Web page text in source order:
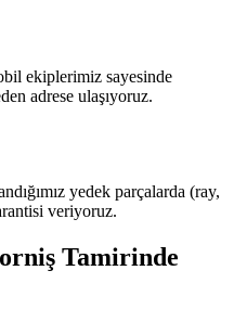
ekiplerimiz sayesinde
adrese ulaşıyoruz.
yedek parçalarda (ray,
veriyoruz.
Tamirinde